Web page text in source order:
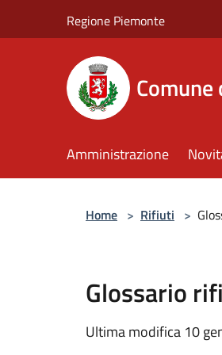
Regione Piemonte
Amministrazione
Home > Rifiuti >
Glossario
Ultima modifica 10